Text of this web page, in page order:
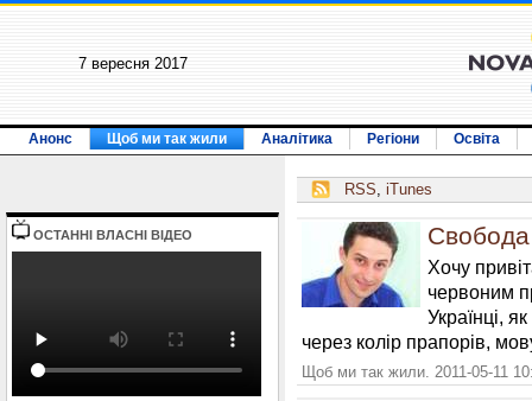
7 вересня 2017
Анонс Щоб ми так жили Аналітика Регіони Освіта
ОСТАННI ВЛАСНI ВIДЕО
RSS, iTunes
Свобода
Хочу
червоним
Українці,
через колір прапорів,
Щоб ми так жили. 2011-05-11